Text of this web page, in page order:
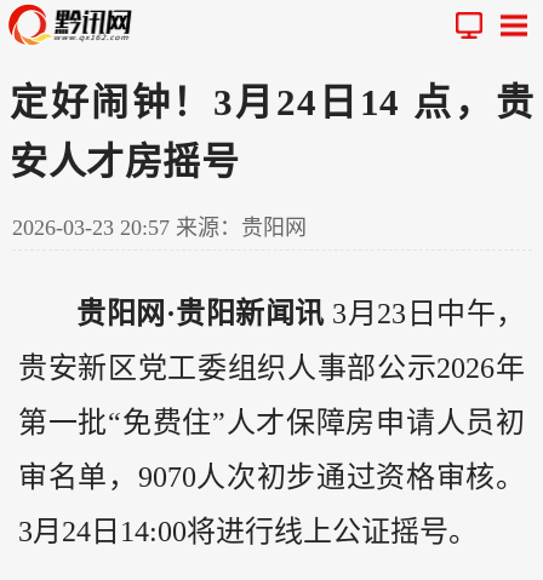
定好闹钟！3月24日14 点，贵
安人才房摇号
2026-03-23 20:57 来源：贵阳网
贵阳网·贵阳新闻讯3月23日中午，
贵安新区党工委组织人事部公示2026年
第一批“免费住”人才保障房申请人员初
审名单，9070人次初步通过资格审核。
3月24日14:00将进行线上公证摇号。